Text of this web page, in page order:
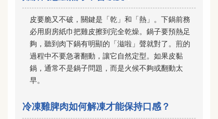
皮要脆又不破，關鍵是「乾」和「熱」。下鍋前務
必用廚房紙巾把雞皮擦到完全乾燥。鍋子要預熱足
夠，聽到肉下鍋有明顯的「滋啦」聲就對了。煎的
過程中不要急著翻動，讓它自然定型。如果皮黏
鍋，通常不是鍋子問題，而是火候不夠或翻動太
早。
冷凍雞脾肉如何解凍才能保持口感？